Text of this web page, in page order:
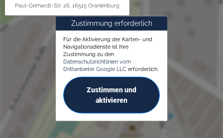
Paul-Gerhardt-Str. 26, 16515 Oranienburg
Zustimmung erforderlich
Für die Aktivierung der Karten- und
Navigationsdienste ist Ihre
Zustimmung zu den
Datenschutzrichtlinien vom
Drittanbieter Google LLC erforderlich.
Zustimmen und
aktivieren